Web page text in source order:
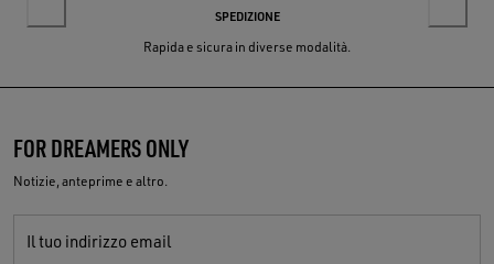
SPEDIZIONE
Rapida e sicura in diverse modalità.
FOR DREAMERS ONLY
Notizie, anteprime e altro.
Il tuo indirizzo email